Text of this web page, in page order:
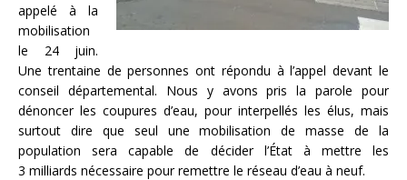
appelé à la
mobilisation
le 24 juin.
Une trentaine de personnes ont répondu à l’appel devant le
conseil départemental. Nous y avons pris la parole pour
dénoncer les coupures d’eau, pour interpellés les élus, mais
surtout dire que seul une mobilisation de masse de la
population sera capable de décider l’État à mettre les
3 milliards nécessaire pour remettre le réseau d’eau à neuf.